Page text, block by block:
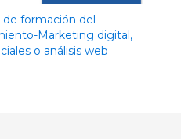
de formación del
Marketing digital,
o análisis web